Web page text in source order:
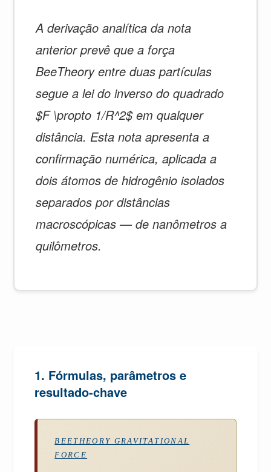
A derivação analítica da nota
anterior prevê que a força
BeeTheory entre duas partículas
segue a lei do inverso do quadrado
$F \propto 1/R^2$ em qualquer
distância. Esta nota apresenta a
confirmação numérica, aplicada a
dois átomos de hidrogênio isolados
separados por distâncias
macroscópicas — de nanômetros a
quilômetros.
1. Fórmulas, parâmetros e
resultado-chave
BEETHEORY GRAVITATIONAL
FORCE